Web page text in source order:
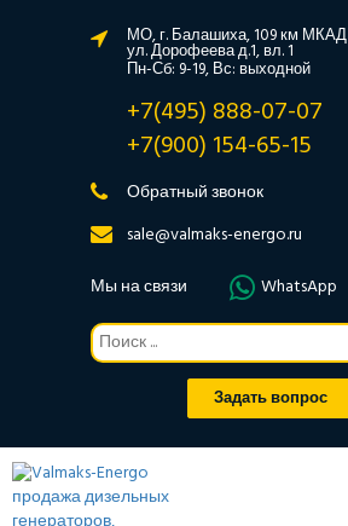
МО, г. Балашиха, 109 км МКАД
ул. Дорофеева д.1, вл. 1
Пн-Сб: 9-19, Вс: выходной
+7(495) 888-07-07
+7(900) 154-65-15
Обратный звонок
sale@valmaks-energo.ru
Мы на связи
WhatsApp
Задать вопрос